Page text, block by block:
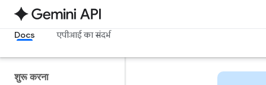
Docs एपीआई का संदर्भ
शुरू करना